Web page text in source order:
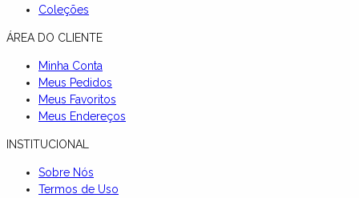
Coleções
ÁREA DO CLIENTE
Minha Conta
Meus Pedidos
Meus Favoritos
Meus Endereços
INSTITUCIONAL
Sobre Nós
Termos de Uso